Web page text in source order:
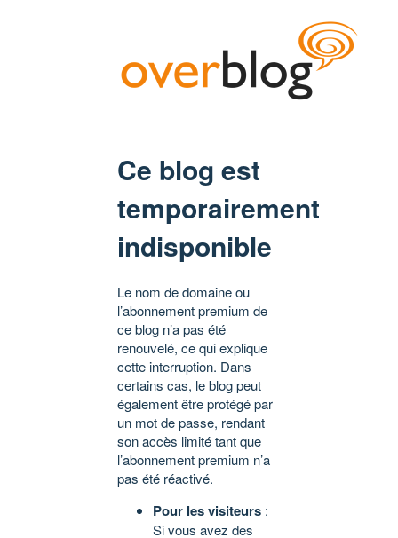
Ce blog est
temporairement
indisponible
Le nom de domaine ou
l’abonnement premium de
ce blog n’a pas été
renouvelé, ce qui explique
cette interruption. Dans
certains cas, le blog peut
également être protégé par
un mot de passe, rendant
son accès limité tant que
l’abonnement premium n’a
pas été réactivé.
Pour les visiteurs :
Si vous avez des